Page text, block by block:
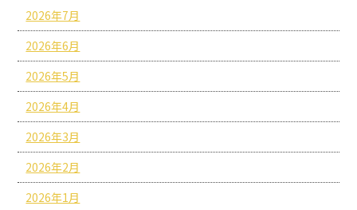
2026年7月
2026年6月
2026年5月
2026年4月
2026年3月
2026年2月
2026年1月